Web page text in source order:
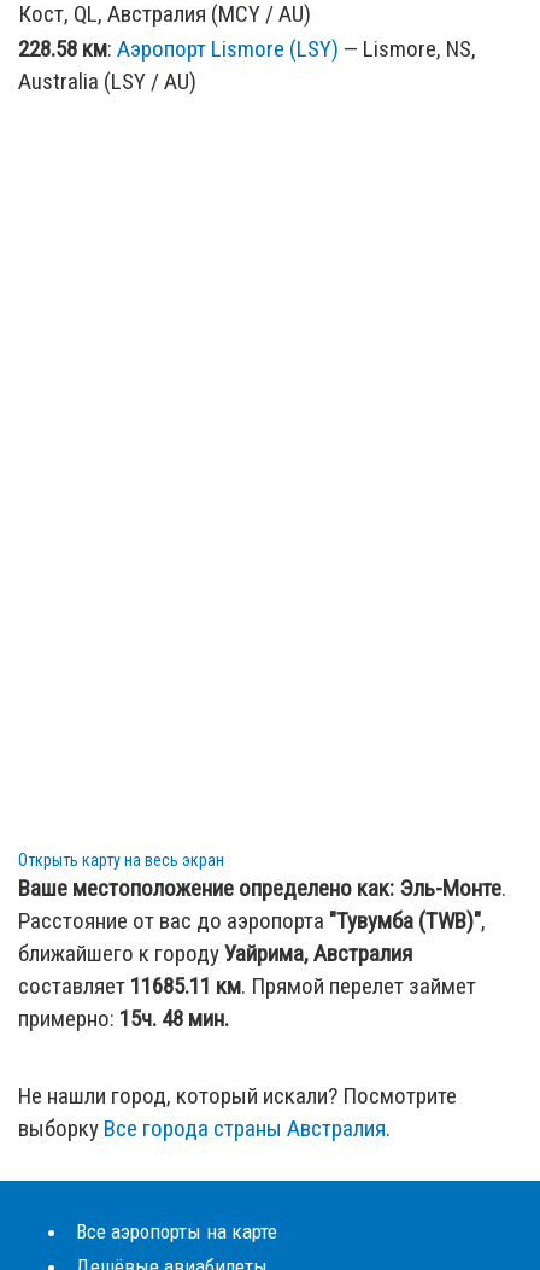
Кост, QL, Австралия (MCY / AU)
228.58 км: Аэропорт Lismore (LSY) — Lismore, NS,
Australia (LSY / AU)
Открыть карту на весь экран
Ваше местоположение определено как: Эль-Монте.
Расстояние от вас до аэропорта "Тувумба (TWB)",
ближайшего к городуУайрима, Австралия
составляет 11685.11 км. Прямой перелет займет
примерно: 15ч. 48 мин.
Не нашли город, который искали? Посмотрите
выборку Все города страны Австралия.
Все аэропорты на карте